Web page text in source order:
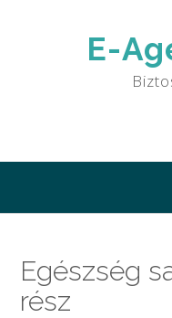
E-
Egészség
rész